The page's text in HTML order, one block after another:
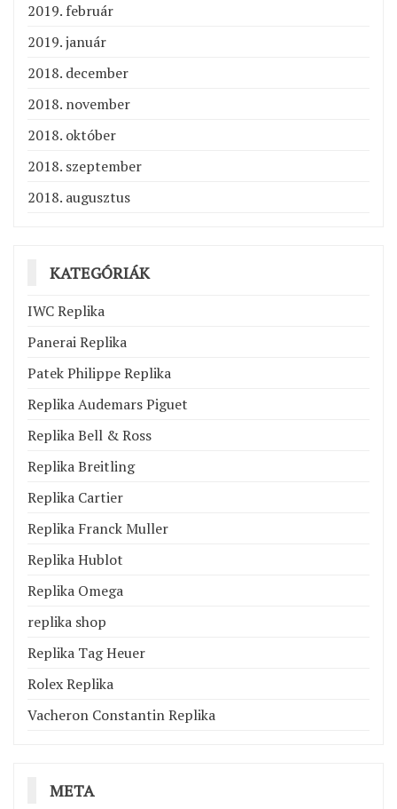
2019. február
2019. január
2018. december
2018. november
2018. október
2018. szeptember
2018. augusztus
KATEGÓRIÁK
IWC Replika
Panerai Replika
Patek Philippe Replika
Replika Audemars Piguet
Replika Bell & Ross
Replika Breitling
Replika Cartier
Replika Franck Muller
Replika Hublot
Replika Omega
replika shop
Replika Tag Heuer
Rolex Replika
Vacheron Constantin Replika
META